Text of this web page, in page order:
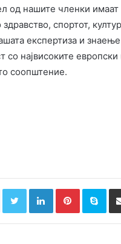
од нашите членки
спортот,
експертиза и
највисоките европски
соопштение.
TwitterLinkedInPinterest